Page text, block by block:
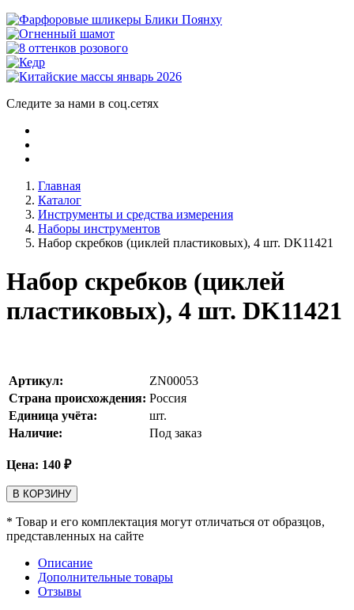
Следите за нами в соц.сетях
Главная
Каталог
Инструменты и средства измерения
Наборы инструментов
Набор скребков (циклей пластиковых), 4 шт. DK11421
Набор скребков (циклей
пластиковых), 4 шт. DK11421
Артикул:
ZN00053
Страна происхождения: Россия
Единица учёта:
шт.
Наличие:
Под заказ
Цена: 140 ₽
В КОРЗИНУ
* Товар и его комплектация могут отличаться от образцов,
представленных на сайте
Описание
Дополнительные товары
Отзывы